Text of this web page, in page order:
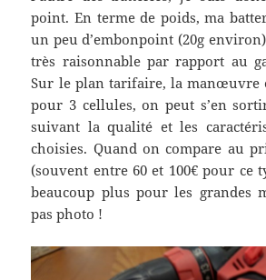
point. En terme de poids, ma
un peu d’embonpoint (20g
très raisonnable par rapport au
Sur le plan tarifaire, la manœuvre
pour 3 cellules, on peut s’en
suivant la qualité et les
choisies. Quand on compare au
(souvent entre 60 et 100€ pour ce
beaucoup plus pour les grandes
pas photo !